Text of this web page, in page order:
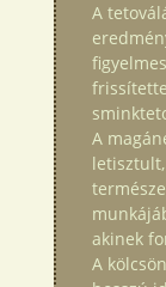
A
A
akinek
A